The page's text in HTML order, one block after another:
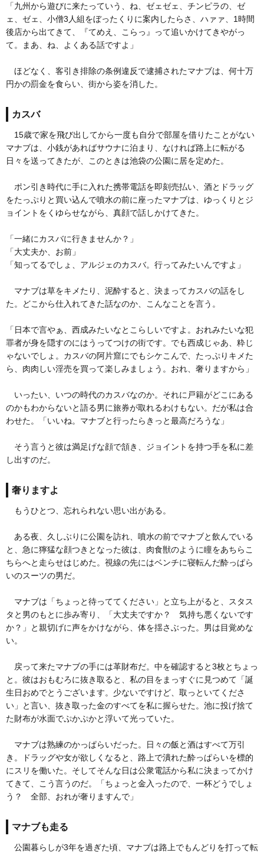
「九州から遊びに来たっていう、ね、ゼェゼェ、チンピラの、ゼ
ェ、ゼェ、小僧3人組をぼったくりに案内したらさ、ハァァ、1時間
後店から出てきて、『てめえ、こらっ』って追いかけてきやがっ
て。まあ、ね、よくある話ですよ」
ほどなく、客引き排除の条例違反で逮捕されたマナブは、何十万
円かの罰金を食らい、街から姿を消した。
カスバ
15歳で家を飛び出してから一度も自分で部屋を借りたことがない
マナブは、小銭があればサウナに泊まり、なければ路上に転がる
日々を送ってきたが、このときは池袋の公園に居を定めた。
ポン引き時代に手に入れた携帯電話を即刻売払い、酒とドラッグ
をたっぷりと買い込んで噴水の前に座ったマナブは、ゆっくりとジ
ョイントをくゆらせながら、真顔で話しかけてきた。
「一緒にカスバに行きませんか？」
「大丈夫か、お前」
「知ってるでしょ、アルジェのカスバ。行ってみたいんですよ」
マナブは草をキメたり、泥酔すると、決まってカスバの話をし
た。どこから仕入れてきた話なのか、こんなことを言う。
「日本で言やぁ、西成みたいなとこらしいですよ。おれみたいな犯
罪者が身を隠すのにはうってつけの街です。でも西成じゃあ、粋じ
ゃないでしょ。カスバの阿片窟にでもシケこんで、たっぷりキメた
ら、肉肉しい淫売を買って楽しみましょう。おれ、奢りますから」
いったい、いつの時代のカスバなのか。それに戸籍がどこにある
のかもわからないと語る男に旅券が取れるわけもない。だが私は合
わせた。「いいね。マナブと行ったらきっと最高だろうな」
そう言うと彼は満足げな顔で頷き、ジョイントを持つ手を私に差
し出すのだ。
奢りますよ
もうひとつ、忘れられない思い出がある。
ある夜、久しぶりに公園を訪れ、噴水の前でマナブと飲んでいる
と、急に獰猛な顔つきとなった彼は、肉食獣のように瞳をあちらこ
ちらへと走らせはじめた。視線の先にはベンチに寝転んだ酔っぱら
いのスーツの男だ。
マナブは「ちょっと待っててください」と立ち上がると、スタス
タと男のもとに歩み寄り、「大丈夫ですか？ 気持ち悪くないです
か？」と親切げに声をかけながら、体を揺さぶった。男は目覚めな
い。
戻って来たマナブの手には革財布だ。中を確認すると3枚とちょっ
と。彼はおもむろに抜き取ると、私の目をまっすぐに見つめて「誕
生日おめでとうございます。少ないですけど、取っといてくださ
い」と言い、抜き取った金のすべてを私に握らせた。池に投げ捨て
た財布が水面でぷかぷかと浮いて光っていた。
マナブは熟練のかっぱらいだった。日々の飯と酒はすべて万引
き。ドラッグや女が欲しくなると、路上で潰れた酔っぱらいを標的
にスリを働いた。そしてそんな日は公衆電話から私に決まってかけ
てきて、こう言うのだ。「ちょっと金入ったので、一杯どうでしょ
う？ 全部、おれが奢りますんで」
マナブも走る
公園暮らしが3年を過ぎた頃、マナブは路上でもんどりを打って転